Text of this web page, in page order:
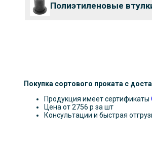
Полиэтиленовые
Покупка сортового проката с
Продукция имеет сертификаты
Цена от 2756 р за шт
Консультации и быстрая